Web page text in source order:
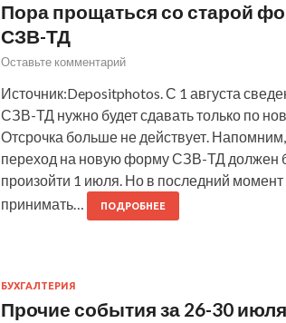
Пора прощаться со старой
СЗВ-ТД
Оставьте комментарий
Источник:Depositphotos. С 1 августа
СЗВ-ТД нужно будет сдавать только по
Отсрочка больше не действует.
переход на новую форму СЗВ-ТД должен
произойти 1 июля. Но в последний
принимать…
ПОДРОБНЕЕ
БУХГАЛТЕРИЯ
Прочие события за 26-30 июля